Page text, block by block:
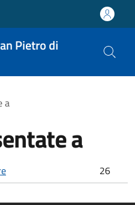
Pietro di
a
a
26